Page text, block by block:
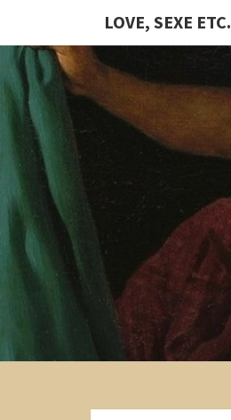
LOVE, SEXE ETC.